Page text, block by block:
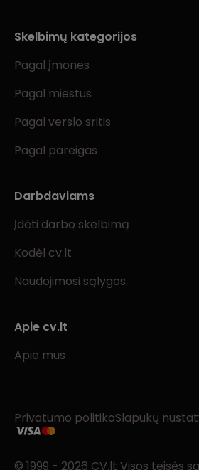
Skelbimų kategorijos
Pagal įmones
Pagal miestus
Pagal verslo sritis
Pagal pareigas
Darbdaviams
Įdėti darbo skelbimą
Kodėl cv.lt
Naudojimosi sąlygos
Apie cv.lt
Apie mus
Privatumo politikaSlapukų
© 1999 - 2026 CV.lt Visos teisės